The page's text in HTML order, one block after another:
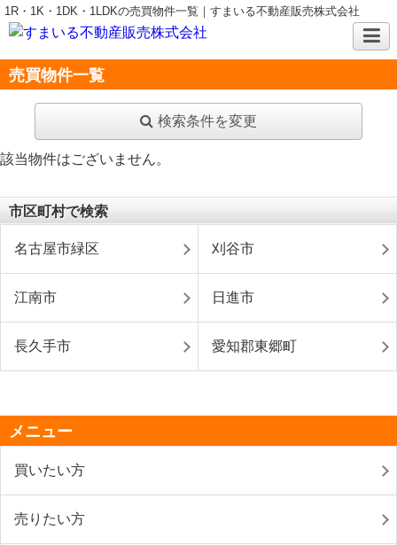
1R・1K・1DK・1LDKの売買物件一覧｜すまいる不動産販売株式会社
売買物件一覧
検索条件を変更
該当物件はございません。
市区町村で検索
名古屋市緑区 刈谷市
江南市 日進市
長久手市 愛知郡東郷町
メニュー
買いたい方
売りたい方